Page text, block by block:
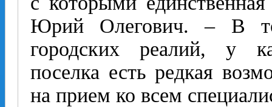
Юрий Олегович. – В
городских реалий, у
поселка есть редкая
на прием ко всем